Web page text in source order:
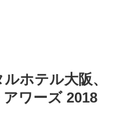
ンタルホテル大阪、ワールド
ホテル大阪、
ワーズ 2018